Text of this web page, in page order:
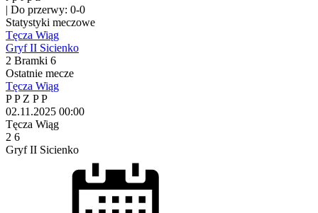
| Do przerwy: 0-0
Statystyki meczowe
Tęcza Wiąg
Gryf II Sicienko
2 Bramki 6
Ostatnie mecze
Tęcza Wiąg
PPZ PP
02.11.2025 00:00
Tęcza Wiąg
2 6
Gryf II Sicienko